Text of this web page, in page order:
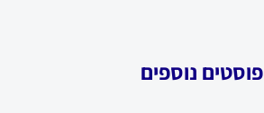
פוסטים נוספים